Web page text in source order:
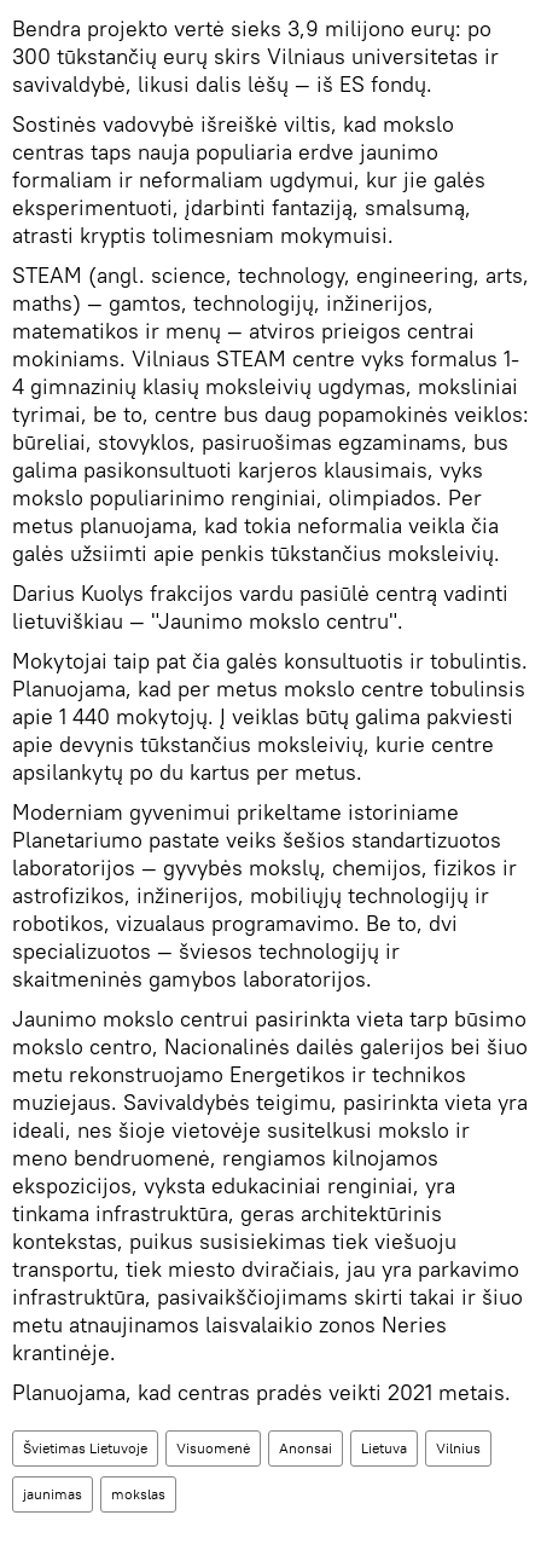
Bendra projekto vertė sieks 3,9 milijono eurų: po
300 tūkstančių eurų skirs Vilniaus universitetas ir
savivaldybė, likusi dalis lėšų — iš ES fondų.
Sostinės vadovybė išreiškė viltis, kad mokslo
centras taps nauja populiaria erdve jaunimo
formaliam ir neformaliam ugdymui, kur jie galės
eksperimentuoti, įdarbinti fantaziją, smalsumą,
atrasti kryptis tolimesniam mokymuisi.
STEAM (angl. science, technology, engineering, arts,
maths) — gamtos, technologijų, inžinerijos,
matematikos ir menų — atviros prieigos centrai
mokiniams. Vilniaus STEAM centre vyks formalus 1-
4 gimnazinių klasių moksleivių ugdymas, moksliniai
tyrimai, be to, centre bus daug popamokinės veiklos:
būreliai, stovyklos, pasiruošimas egzaminams, bus
galima pasikonsultuoti karjeros klausimais, vyks
mokslo populiarinimo renginiai, olimpiados. Per
metus planuojama, kad tokia neformalia veikla čia
galės užsiimti apie penkis tūkstančius moksleivių.
Darius Kuolys frakcijos vardu pasiūlė centrą vadinti
lietuviškiau — "Jaunimo mokslo centru".
Mokytojai taip pat čia galės konsultuotis ir tobulintis.
Planuojama, kad per metus mokslo centre tobulinsis
apie 1 440 mokytojų. Į veiklas būtų galima pakviesti
apie devynis tūkstančius moksleivių, kurie centre
apsilankytų po du kartus per metus.
Moderniam gyvenimui prikeltame istoriniame
Planetariumo pastate veiks šešios standartizuotos
laboratorijos — gyvybės mokslų, chemijos, fizikos ir
astrofizikos, inžinerijos, mobiliųjų technologijų ir
robotikos, vizualaus programavimo. Be to, dvi
specializuotos — šviesos technologijų ir
skaitmeninės gamybos laboratorijos.
Jaunimo mokslo centrui pasirinkta vieta tarp būsimo
mokslo centro, Nacionalinės dailės galerijos bei šiuo
metu rekonstruojamo Energetikos ir technikos
muziejaus. Savivaldybės teigimu, pasirinkta vieta yra
ideali, nes šioje vietovėje susitelkusi mokslo ir
meno bendruomenė, rengiamos kilnojamos
ekspozicijos, vyksta edukaciniai renginiai, yra
tinkama infrastruktūra, geras architektūrinis
kontekstas, puikus susisiekimas tiek viešuoju
transportu, tiek miesto dviračiais, jau yra parkavimo
infrastruktūra, pasivaikščiojimams skirti takai ir šiuo
metu atnaujinamos laisvalaikio zonos Neries
krantinėje.
Planuojama, kad centras pradės veikti 2021 metais.
Švietimas Lietuvoje Visuomenė Anonsai Lietuva Vilnius
jaunimas mokslas